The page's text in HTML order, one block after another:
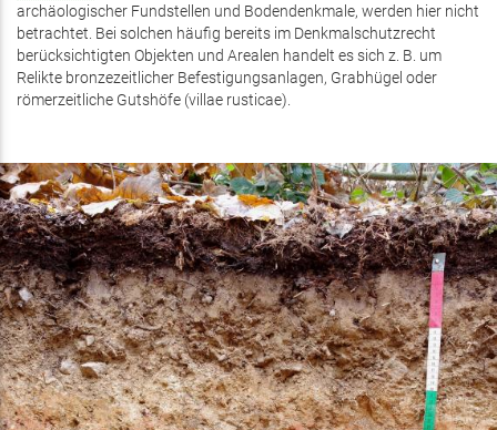
archäologischer Fundstellen und Bodendenkmale, werden hier nicht
betrachtet. Bei solchen häufig bereits im Denkmalschutzrecht
berücksichtigten Objekten und Arealen handelt es sich z. B. um
Relikte bronzezeitlicher Befestigungsanlagen, Grabhügel oder
römerzeitliche Gutshöfe (villae rusticae).